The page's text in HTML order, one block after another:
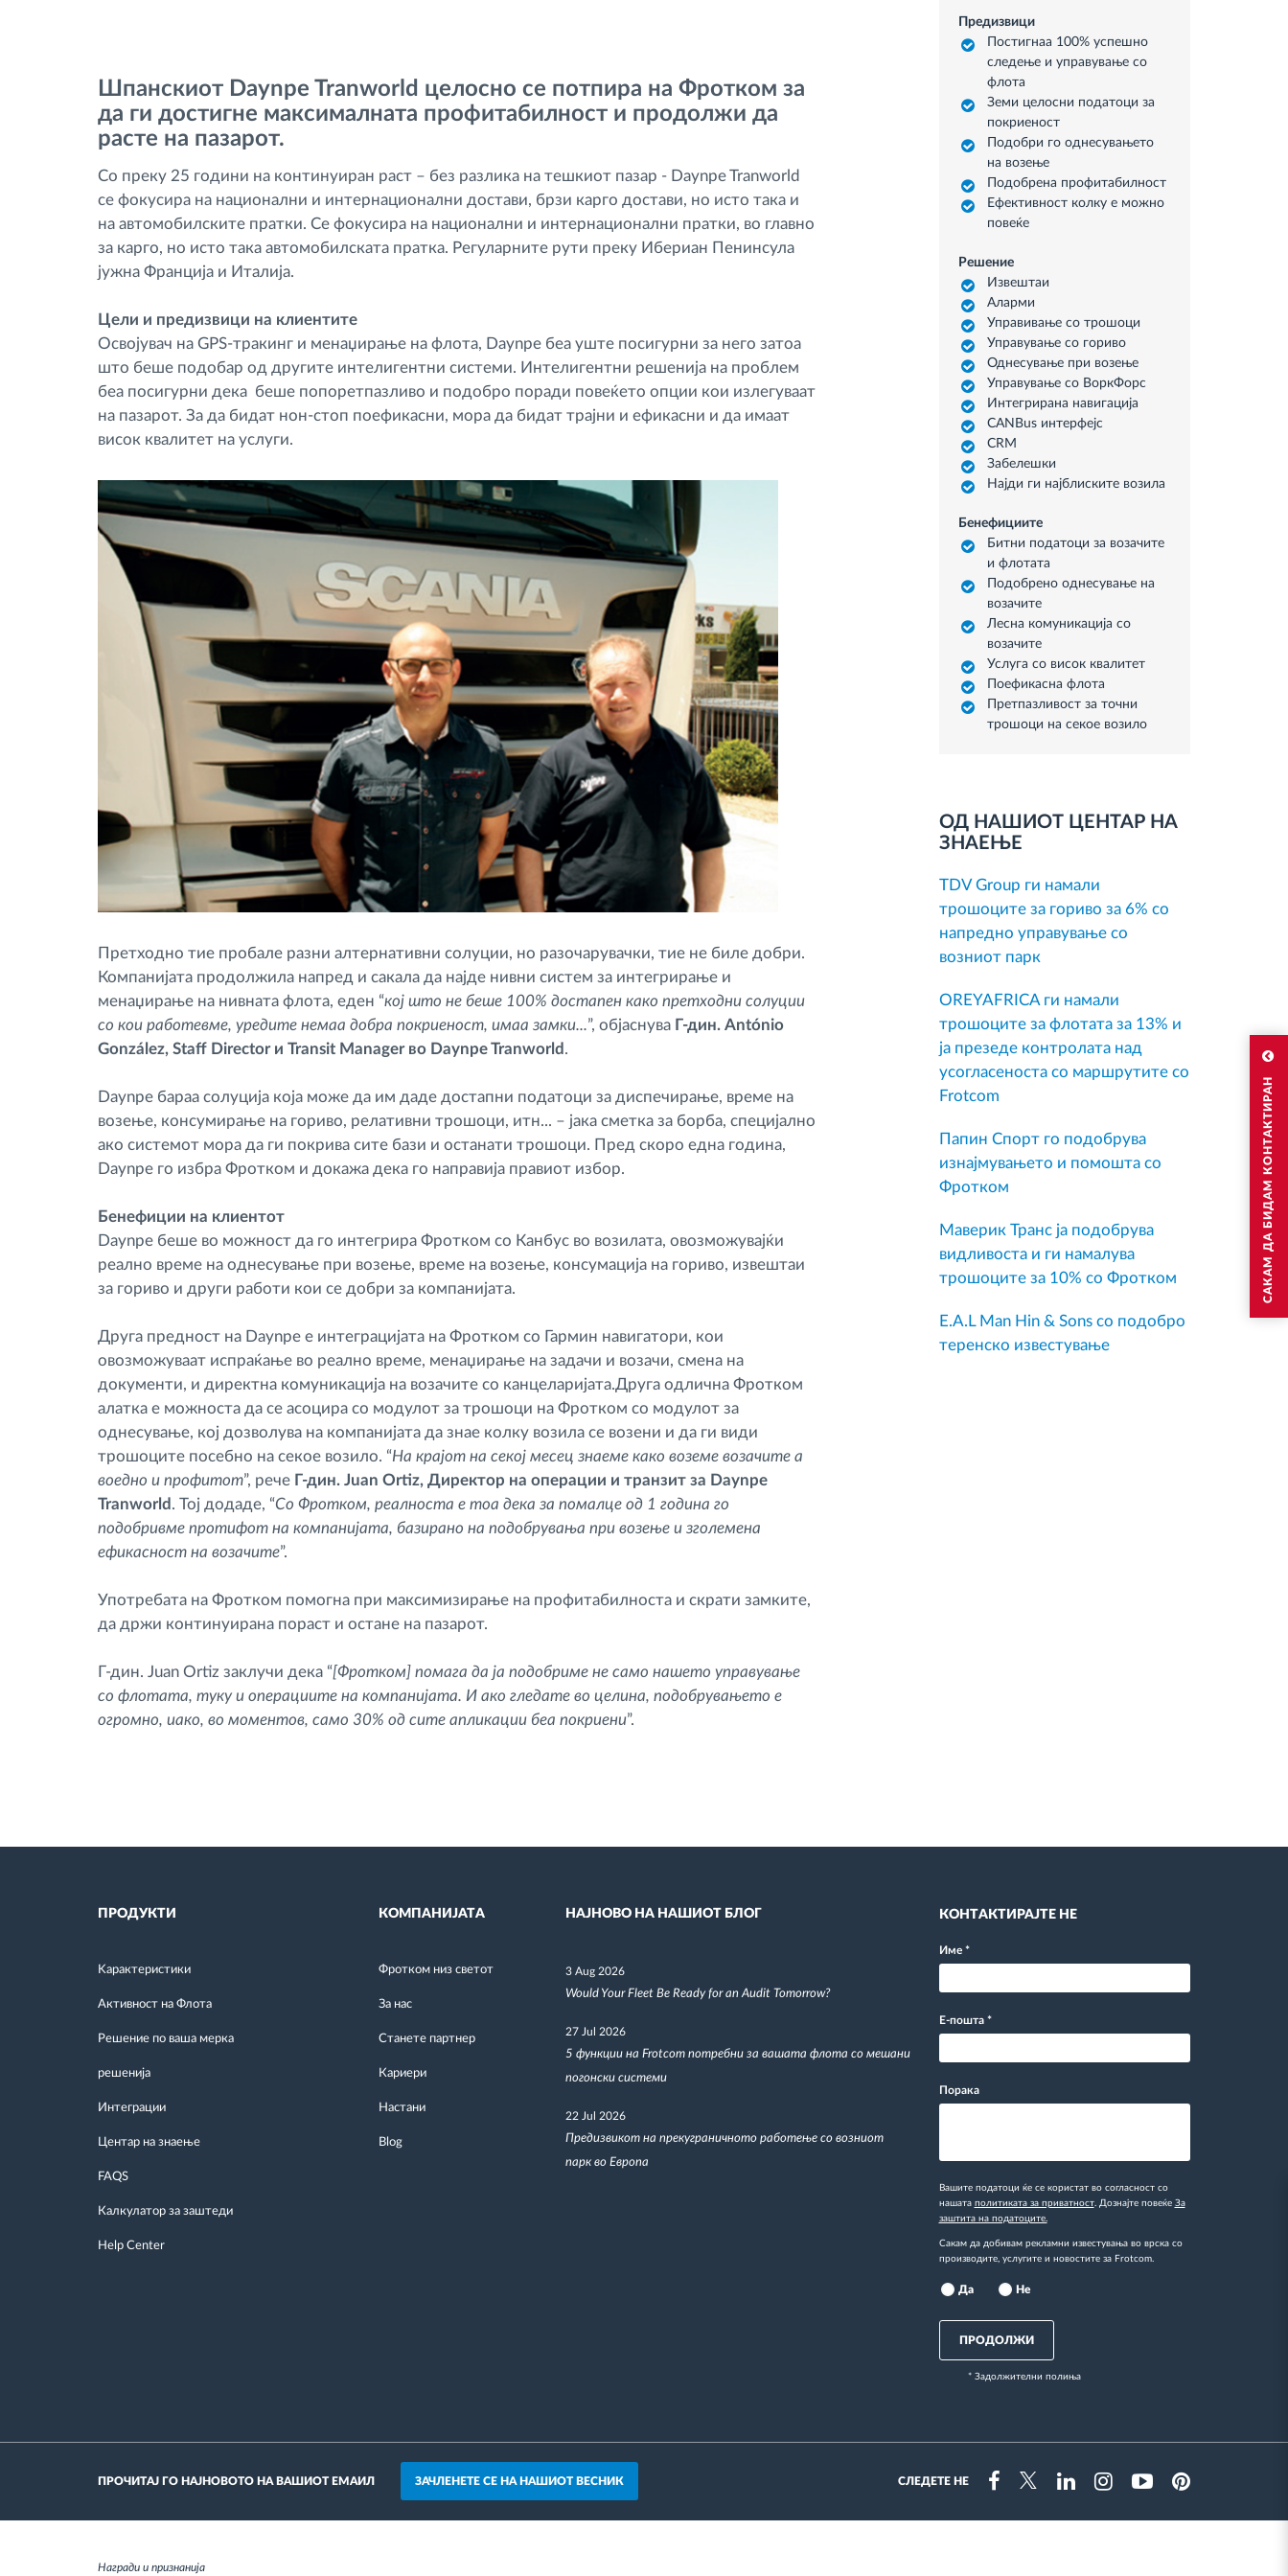
САКАМ ДА БИДАМ КОНТАКТИРАН
Управување со горивото
Автоматска идентификација на
Шпанскиот Daynpe Tranworld целосно се потпира на Фротком за
да ги достигне максималната профитабилност и продолжи да
расте на пазарот.
Со преку 25 години на континуиран раст – без разлика на тешкиот пазар - Daynpe Tranworld
се фокусира на национални и интернационални достави, брзи карго достави, но исто така и
на автомобилските пратки. Се фокусира на национални и интернационални пратки, во главно
за карго, но исто така автомобилската пратка. Регуларните рути преку Ибериан Пенинсула
јужна Франција и Италија.
Цели и предизвици на клиентите
Освојувач на GPS-тракинг и менаџирање на флота, Daynpe беа уште посигурни за него затоа
што беше подобар од другите интелигентни системи. Интелигентни решенија на проблем
беа посигурни дека беше попоретпазливо и подобро поради повеќето опции кои излегуваат
на пазарот. За да бидат нон-стоп поефикасни, мора да бидат трајни и ефикасни и да имаат
висок квалитет на услуги.
Претходно тие пробале разни алтернативни солуции, но разочарувачки, тие не биле добри.
Компанијата продолжила напред и сакала да најде нивни систем за интегрирање и
менаџирање на нивната флота, еден “кој што не беше 100% достапен како претходни солуции
со кои работевме, уредите немаа добра покриеност, имаа замки...”, објаснува Г-дин. António
González, Staff Director и Transit Manager во Daynpe Tranworld .
Daynpe бараа солуција која може да им даде достапни податоци за диспечирање, време на
возење, консумирање на гориво, релативни трошоци, итн... – јака сметка за борба, специјално
ако системот мора да ги покрива сите бази и останати трошоци. Пред скоро една година,
Daynpe го избра Фротком и докажа дека го направија правиот избор.
Бенефиции на клиентот
Daynpe беше во можност да го интегрира Фротком со Канбус во возилата, овозможувајќи
реално време на однесување при возење, време на возење, консумација на гориво, извештаи
за гориво и други работи кои се добри за компанијата.
Друга предност на Daynpe е интеграцијата на Фротком со Гармин навигатори, кои
овозможуваат испраќање во реално време, менаџирање на задачи и возачи, смена на
документи, и директна комуникација на возачите со канцеларијата.Друга одлична Фротком
алатка е можноста да се асоцира со модулот за трошоци на Фротком со модулот за
однесување, кој дозволува на компанијата да знае колку возила се возени и да ги види
трошоците посебно на секое возило. “На крајот на секој месец знаеме како воземе возачите а
воедно и профитот”, рече Г-дин. Juan Ortiz, Директор на операции и транзит за Daynpe
Tranworld . Тој додаде, “Со Фротком, реалноста е тоа дека за помалце од 1 година го
подобривме протифот на компанијата, базирано на подобрувања при возење и зголемена
ефикасност на возачите”.
Употребата на Фротком помогна при максимизирање на профитабилноста и скрати замките,
да држи континуирана пораст и остане на пазарот.
Г-дин. Juan Ortiz заклучи дека “[Фротком] помага да ја подобриме не само нашето управување
со флотата, туку и операциите на компанијата. И ако гледате во целина, подобрувањето е
огромно, иако, во моментов, само 30% од сите апликации беа покриени”.
Предизвици
Постигнаа 100% успешно
следење и управување со
флота
Земи целосни податоци за
покриеност
Подобри го однесувањето
на возење
Подобрена профитабилност
Ефективност колку е можно
повеќе
Решение
Извештаи
Аларми
Управивање со трошоци
Управување со гориво
Однесување при возење
Управување со ВоркФорс
Интегрирана навигација
CANBus интерфејс
CRM
Забелешки
Најди ги најблиските возила
Бенефициите
Битни податоци за возачите
и флотата
Подобрено однесување на
возачите
Лесна комуникација со
возачите
Услуга со висок квалитет
Поефикасна флота
Претпазливост за точни
трошоци на секое возило
ОД НАШИОТ ЦЕНТАР НА
ЗНАЕЊЕ
TDV Group ги намали
трошоците за гориво за 6% со
напредно управување со
возниот парк
OREYAFRICA ги намали
трошоците за флотата за 13% и
ја презеде контролата над
усогласеноста со маршрутите со
Frotcom
Папин Спорт го подобрува
изнајмувањето и помошта со
Фротком
Маверик Транс ја подобрува
видливоста и ги намалува
трошоците за 10% со Фротком
E.A.L Man Hin & Sons со подобро
теренско известување
ПРОДУКТИ
Kарактеристики
Активност на Флота
Решение по ваша мерка
решенија
Интеграции
Центар на знаење
FAQS
Калкулатор за заштеди
Help Center
КОМПАНИЈАТА
Фротком низ светот
За нас
Станете партнер
Кариери
Настани
Blog
НАЈНОВО НА НАШИОТ БЛОГ
3 Aug 2026
Would Your Fleet Be Ready for an Audit Tomorrow?
27 Jul 2026
5 функции на Frotcom потребни за вашата флота со мешани
погонски системи
22 Jul 2026
Предизвикот на прекуграничното работење со возниот
парк во Европа
КОНТАКТИРАЈТЕ НЕ
Име *
Е-пошта *
Порака
Вашите податоци ќе се користат во согласност со
нашата политиката за приватност. Дознајте повеќе За
заштита на податоците.
Сакам да добивам рекламни известувања во врска со
производите, услугите и новостите за Frotcom.
Да Не
ПРОДОЛЖИ
* Задолжителни полиња
ПРОЧИТАЈ ГО НАЈНОВОТО НА ВАШИОТ ЕМАИЛ ЗАЧЛЕНЕТЕ СЕ НА НАШИОТ ВЕСНИК СЛЕДЕТЕ НЕ
FacebookTwitterLinkedinInstragramYoutubePinterest
Награди и признанија